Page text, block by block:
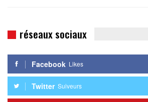
réseaux sociaux
Facebook Likes
Twitter Suiveurs